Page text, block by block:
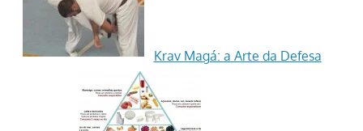
Krav Magá: a Arte da Defesa